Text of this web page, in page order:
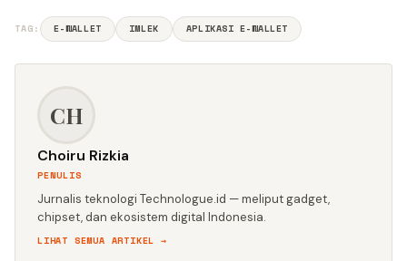
TAG: E-WALLET IMLEK APLIKASI E-WALLET
CH
Choiru Rizkia
PENULIS
Jurnalis teknologi Technologue.id — meliput gadget,
chipset, dan ekosistem digital Indonesia.
LIHAT SEMUA ARTIKEL →